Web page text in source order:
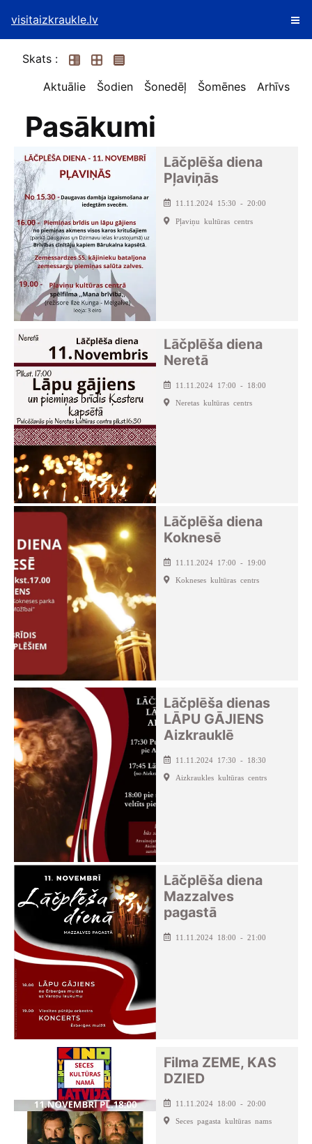
visitaizkraukle.lv
Skats :
Aktuālie
Šodien Šonedēļ Šomēnes Arhīvs
Pasākumi
Lāčplēša diena
Pļaviņās
11.11.2024 15:30 - 20:00
Pļaviņu kultūras centrs
Lāčplēša diena
Neretā
11.11.2024 17:00 - 18:00
Neretas kultūras centrs
Lāčplēša diena
Koknesē
11.11.2024 17:00 - 19:00
Kokneses kultūras centrs
Lāčplēša dienas
LĀPU GĀJIENS
Aizkrauklē
11.11.2024 17:30 - 18:30
Aizkraukles kultūras centrs
Lāčplēša diena
Mazzalves
pagastā
11.11.2024 18:00 - 21:00
Filma ZEME, KAS
DZIED
11.11.2024 18:00 - 20:00
Seces pagasta kultūras nams